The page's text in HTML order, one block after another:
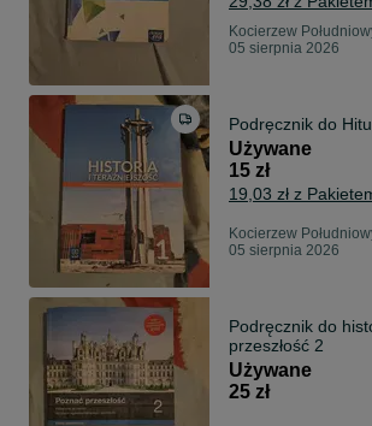
Kocierzew
05 sierpnia 2026
Podręcznik do
Używane
15 zł
19,03 zł z
Kocierzew
05 sierpnia 2026
Podręcznik do
przeszłość 2
Używane
25 zł